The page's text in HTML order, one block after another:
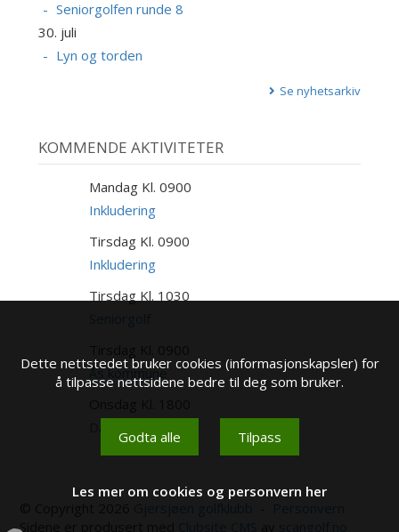
Seniorgolfen runde 8
30. juli
Lyn og torden
Se nyhetsarkiv
KOMMENDE AKTIVITETER
Mandag Kl. 0900
Inkludering
Tirsdag Kl. 0900
Inkludering
11
Tirsdag Kl. 1030
AUG
Ås kommune
Sidene er produsert med
Dette nettstedet bruker cookies (informasjonskapsler) for
å tilpasse nettsidene bedre til deg som bruker.
Godta alle Tilpass
Les mer om cookies og personvern her